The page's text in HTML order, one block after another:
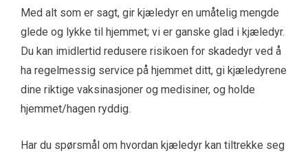
Med alt som er sagt, gir kjæledyr en umåtelig mengde
glede og lykke til hjemmet; vi er ganske glad i kjæledyr.
Du kan imidlertid redusere risikoen for skadedyr ved å
ha regelmessig service på hjemmet ditt, gi kjæledyrene
dine riktige vaksinasjoner og medisiner, og holde
hjemmet/hagen ryddig.
Har du spørsmål om hvordan kjæledyr kan tiltrekke seg